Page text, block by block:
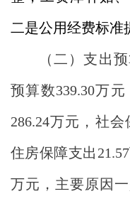
二是公用经费标准
（二）支出
预算数339.30万元
286.24万元，社会
住房保障支出 21.57
万元，主要原因